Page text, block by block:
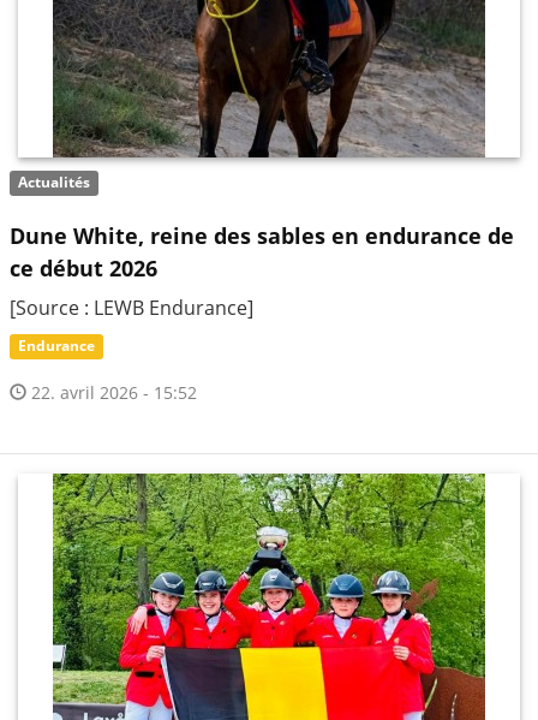
Actualités
Dune White, reine des sables en endurance de
ce début 2026
[Source : LEWB Endurance]
Endurance
22. avril 2026 - 15:52